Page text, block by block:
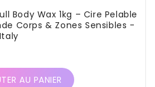
Body Wax 1kg – Cire Pelable
Corps & Zones Sensibles -
AU PANIER